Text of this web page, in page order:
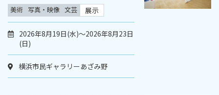
美術 写真・映像 文芸 展示
2026年8月19日(水)～2026年8月23日
(日)
横浜市民ギャラリーあざみ野